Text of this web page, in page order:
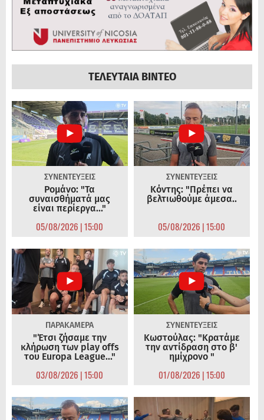
ΤΕΛΕΥΤΑΙΑ ΒΙΝΤΕΟ
ΣΥΝΕΝΤΕΥΞΕΙΣ
Ρομάνο: "Τα
συναισθήματά μας
είναι περίεργα..."
05/08/2026 | 15:00
ΣΥΝΕΝΤΕΥΞΕΙΣ
Κόντης: "Πρέπει να
βελτιωθούμε άμεσα..
05/08/2026 | 15:00
ΠΑΡΑΚΑΜΕΡΑ
"Έτσι ζήσαμε την
κλήρωση των play offs
του Europa League..."
03/08/2026 | 15:00
ΣΥΝΕΝΤΕΥΞΕΙΣ
Κωστούλας: "Κρατάμε
την αντίδραση στο β'
ημίχρονο "
01/08/2026 | 15:00